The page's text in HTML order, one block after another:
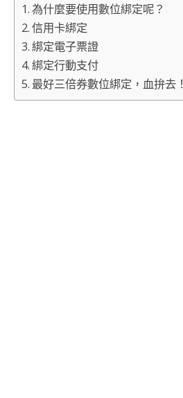
為什麼要使用數位綁定呢？
信用卡綁定
綁定電子票證
綁定行動支付
最好三倍券數位綁定，血拚去！